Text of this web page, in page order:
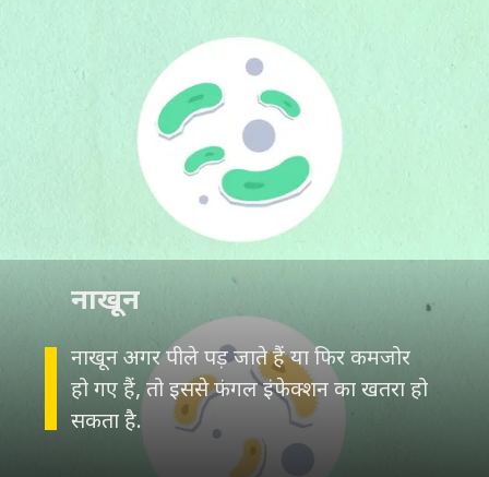
नाखून अगर पीले पड़ जाते हैं या फिर कमजोर
हो गए हैं, तो इससे फंगल इंफेक्शन का खतरा हो
सकता है.
नाखून